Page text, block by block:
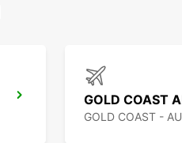
GOLD COAST
GOLD COAST -